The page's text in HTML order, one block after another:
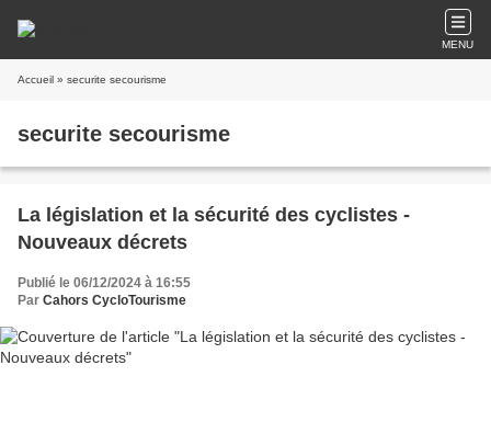
MENU
Accueil » securite secourisme
securite secourisme
La législation et la sécurité des cyclistes -
Nouveaux décrets
Publié le 06/12/2024 à 16:55
Par Cahors CycloTourisme